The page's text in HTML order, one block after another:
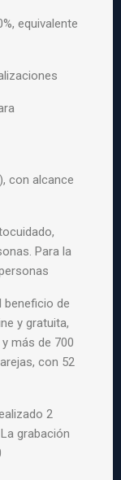
equivalente
con alcance
Para la
beneficio de
y gratuita,
y más de 700
con 52
2
grabación